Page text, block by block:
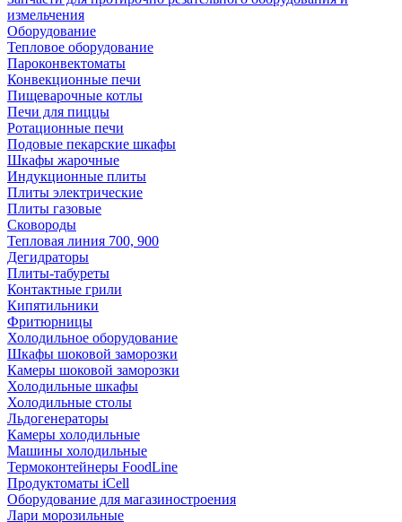
измельчения
Оборудование
Тепловое оборудование
Пароконвектоматы
Конвекционные печи
Пищеварочные котлы
Печи для пиццы
Ротационные печи
Подовые пекарские шкафы
Шкафы жарочные
Индукционные плиты
Плиты электрические
Плиты газовые
Сковороды
Тепловая линия 700, 900
Дегидраторы
Плиты-табуреты
Контактные грили
Кипятильники
Фритюрницы
Холодильное оборудование
Шкафы шоковой заморозки
Камеры шоковой заморозки
Холодильные шкафы
Холодильные столы
Льдогенераторы
Камеры холодильные
Машины холодильные
Термоконтейнеры FoodLine
Продуктоматы iCell
Оборудование для магазиностроения
Лари морозильные